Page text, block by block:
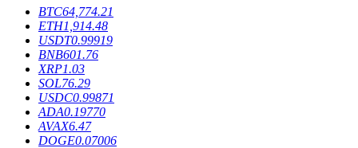
เงินกู้
บริการยืมเงินที่ได้รับการสนับสนุนจาก Crypto
BTC64,774.21
ETH1,914.48
USDT0.99919
BNB601.76
XRP1.03
SOL76.29
USDC0.99871
ADA0.19770
AVAX6.47
DOGE0.07006